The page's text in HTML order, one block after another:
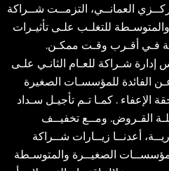
العمانــي، التزمــت شــراكة
للتغلـب علـى تأثيـرات
فـي أقـرب وقـت ممكـن.
شـراكة للعـام الثانـي علـى
الفائدة للمؤسسـات الصغيرة
الإعفاء . كمـا تـم تأجيـل سـداد
القـروض. ومــع تخفيــف
أعدنــا زيــارات شــراكة
المؤسســات الصغيــرة والمتوسـطة